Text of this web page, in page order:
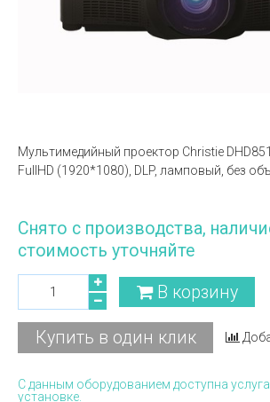
Мультимедийный проектор Christie
FullHD (1920*1080), DLP, ламповый, без
Снято с производства,
стоимость уточняйте
В корзину
Купить в один клик
С данным оборудованием доступна
установке.